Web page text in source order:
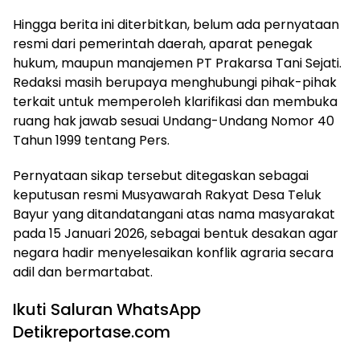
Hingga berita ini diterbitkan, belum ada pernyataan
resmi dari pemerintah daerah, aparat penegak
hukum, maupun manajemen PT Prakarsa Tani Sejati.
Redaksi masih berupaya menghubungi pihak-pihak
terkait untuk memperoleh klarifikasi dan membuka
ruang hak jawab sesuai Undang-Undang Nomor 40
Tahun 1999 tentang Pers.
Pernyataan sikap tersebut ditegaskan sebagai
keputusan resmi Musyawarah Rakyat Desa Teluk
Bayur yang ditandatangani atas nama masyarakat
pada 15 Januari 2026, sebagai bentuk desakan agar
negara hadir menyelesaikan konflik agraria secara
adil dan bermartabat.
Ikuti Saluran WhatsApp
Detikreportase.com